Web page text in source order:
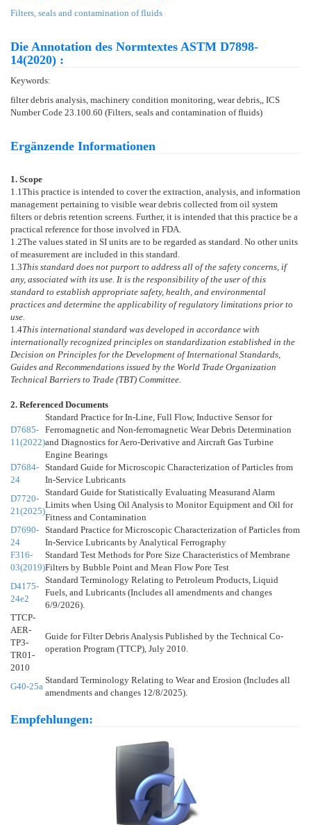
Filters, seals and contamination of fluids
Die Annotation des Normtextes ASTM D7898-
14(2020) :
Keywords:
filter debris analysis, machinery condition monitoring, wear debris,, ICS
Number Code 23.100.60 (Filters, seals and contamination of fluids)
Ergänzende Informationen
1. Scope
1.1 This practice is intended to cover the extraction, analysis, and information
management pertaining to visible wear debris collected from oil system
filters or debris retention screens. Further, it is intended that this practice be a
practical reference for those involved in FDA.
1.2The values stated in SI units are to be regarded as standard. No other units
of measurement are included in this standard.
1.3This standard does not purport to address all of the safety concerns, if
any, associated with its use. It is the responsibility of the user of this
standard to establish appropriate safety, health, and environmental
practices and determine the applicability of regulatory limitations prior to
use.
1.4This international standard was developed in accordance with
internationally recognized principles on standardization established in the
Decision on Principles for the Development of International Standards,
Guides and Recommendations issued by the World Trade Organization
Technical Barriers to Trade (TBT) Committee.
2. Referenced Documents
D7685-
11(2022)
Standard Practice for In-Line, Full Flow, Inductive Sensor for
Ferromagnetic and Non-ferromagnetic Wear Debris Determination
and Diagnostics for Aero-Derivative and Aircraft Gas Turbine
Engine Bearings
D7684-
24
Standard Guide for Microscopic Characterization of Particles from
In-Service Lubricants
D7720-
21(2025)
Standard Guide for Statistically Evaluating Measurand Alarm
Limits when Using Oil Analysis to Monitor Equipment and Oil for
Fitness and Contamination
D7690-
24
Standard Practice for Microscopic Characterization of Particles from
In-Service Lubricants by Analytical Ferrography
F316-
03(2019)
Standard Test Methods for Pore Size Characteristics of Membrane
Filters by Bubble Point and Mean Flow Pore Test
D4175-
24e2
Standard Terminology Relating to Petroleum Products, Liquid
Fuels, and Lubricants (Includes all amendments and changes
6/9/2026).
TTCP-
AER-
TP3-
TR01-
2010
Guide for Filter Debris Analysis Published by the Technical Co-
operation Program (TTCP), July 2010.
G40-25a
Standard Terminology Relating to Wear and Erosion (Includes all
amendments and changes 12/8/2025).
Empfehlungen: